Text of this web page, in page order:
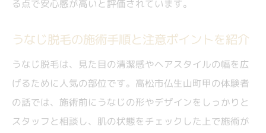
る点で安心感が高いと評価されています。
うなじ脱毛の施術手順と注意ポイントを紹介
うなじ脱毛は、見た目の清潔感やヘアスタイルの幅を広
げるために人気の部位です。高松市仏生山町甲の体験者
の話では、施術前にうなじの形やデザインをしっかりと
スタッフと相談し、肌の状態をチェックした上で施術が